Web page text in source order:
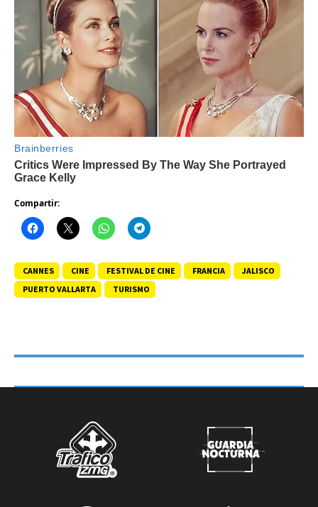
Compartir:
CANNES CINE FESTIVAL DE CINE FRANCIA
JALISCO
PUERTO VALLARTA
TURISMO